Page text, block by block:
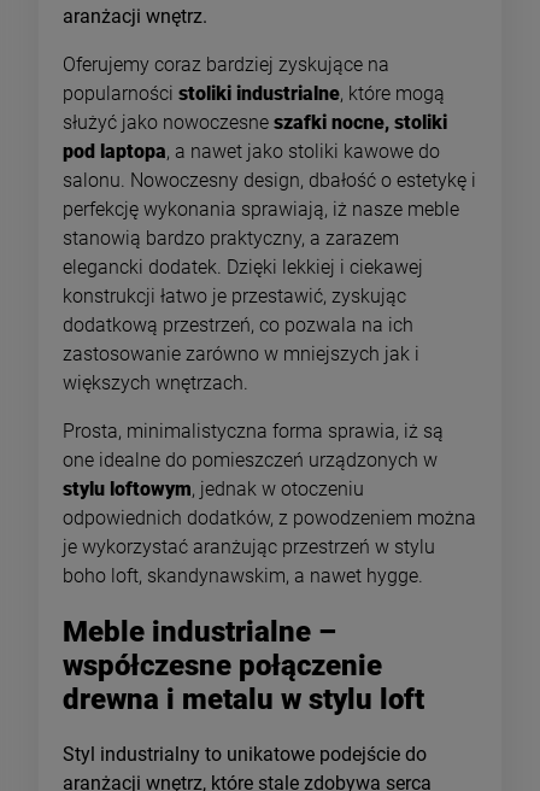
aranżacji wnętrz.
Oferujemy coraz bardziej zyskujące na
popularności stoliki industrialne, które mogą
służyć jako nowoczesne szafki nocne, stoliki
pod laptopa, a nawet jako stoliki kawowe do
salonu. Nowoczesny design, dbałość o estetykę i
perfekcję wykonania sprawiają, iż nasze meble
stanowią bardzo praktyczny, a zarazem
elegancki dodatek. Dzięki lekkiej i ciekawej
konstrukcji łatwo je przestawić, zyskując
dodatkową przestrzeń, co pozwala na ich
zastosowanie zarówno w mniejszych jak i
większych wnętrzach.
Prosta, minimalistyczna forma sprawia, iż są
one idealne do pomieszczeń urządzonych w
stylu loftowym, jednak w otoczeniu
odpowiednich dodatków, z powodzeniem można
je wykorzystać aranżując przestrzeń w stylu
boho loft, skandynawskim, a nawet hygge.
Meble industrialne –
współczesne połączenie
drewna i metalu w stylu loft
Styl industrialny to unikatowe podejście do
aranżacji wnętrz, które stale zdobywa serca